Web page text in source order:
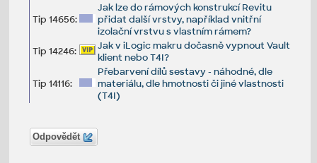
Tip 14656:
Jak lze do rámových konstrukcí Revitu
přidat další vrstvy, například vnitřní
izolační vrstvu s vlastním rámem?
Tip 14246:
Jak v iLogic makru dočasně vypnout Vault
klient nebo T4I?
Tip 14116:
Přebarvení dílů sestavy - náhodné, dle
materiálu, dle hmotnosti či jiné vlastnosti
(T4I)
Odpovědět